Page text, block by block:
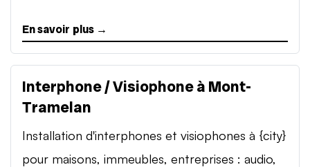
En savoir plus →
Interphone / Visiophone à Mont-
Tramelan
Installation d'interphones et visiophones à {city}
pour maisons, immeubles, entreprises : audio,